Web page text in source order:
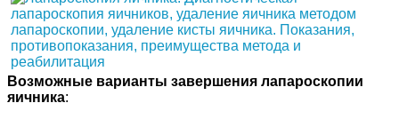
Возможные варианты завершения лапароскопии
яичника: